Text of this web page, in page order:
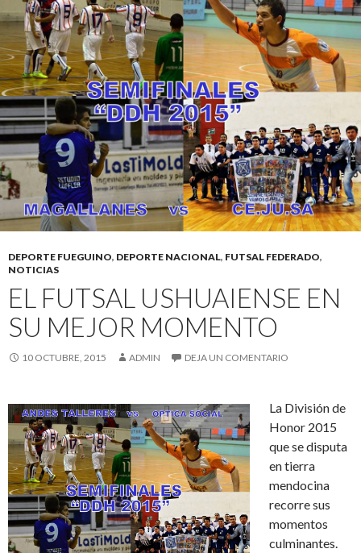
DEPORTE FUEGUINO, DEPORTE NACIONAL, FUTSAL FEDERADO,
NOTICIAS
EL FUTSAL USHUAIENSE EN
SU MEJOR MOMENTO
10 OCTUBRE, 2015 ADMIN DEJA UN COMENTARIO
La División de
Honor 2015
que se disputa
en tierra
mendocina
recorre sus
momentos
culminantes.